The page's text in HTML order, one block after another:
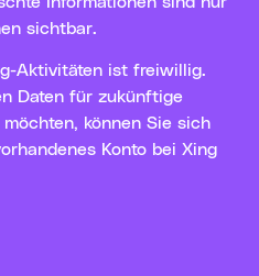
sichtbar.
Aktivitäten ist freiwillig.
Daten für zukünftige
können Sie sich
Konto bei Xing